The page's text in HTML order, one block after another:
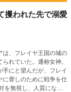
攫われた先で溺愛
、フレイヤ王国の城の
れていた。通称女神。
にと望んだが、フレイ
に脅しのために戦争を仕
を無視し、人質になる